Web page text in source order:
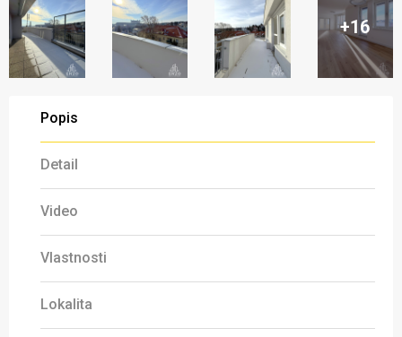
+16
Popis
Detail
Video
Vlastnosti
Lokalita